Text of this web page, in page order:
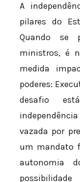
A
pilares do
Quando se
ministros, é
medida
poderes:
desafio
vazada por
um mandato
autonomia